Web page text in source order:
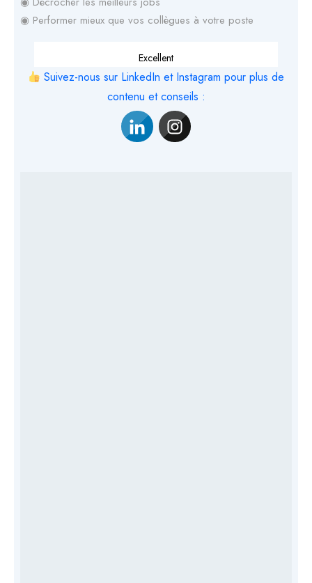
◉ Performer mieux que vos collègues à votre poste
Excellent
Suivez-nous sur LinkedIn et Instagram pour plus de
contenu et conseils :